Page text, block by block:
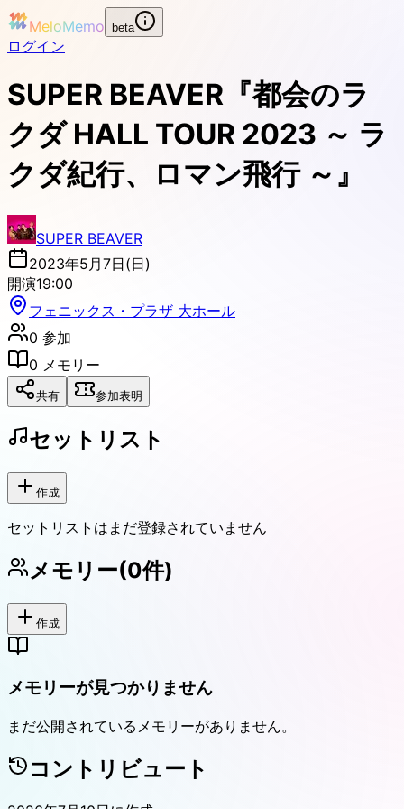
MeloMemo beta
ログイン
SUPER BEAVER『都会のラ
クダ HALL TOUR 2023 ～ ラ
クダ紀行、ロマン飛行 ～』
SUPER BEAVER
2023年5月7日(日)
開演19:00
フェニックス・プラザ 大ホール
0 参加
0 メモリー
共有 参加表明
セットリスト
作成
セットリストはまだ登録されていません
メモリー(0件)
作成
メモリーが見つかりません
まだ公開されているメモリーがありません。
コントリビュート